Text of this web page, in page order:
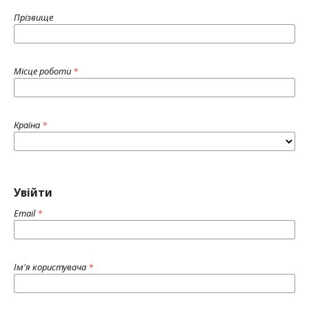
Прізвище
Місце роботи *
Країна *
Увійти
Email*
Ім'я користувача *